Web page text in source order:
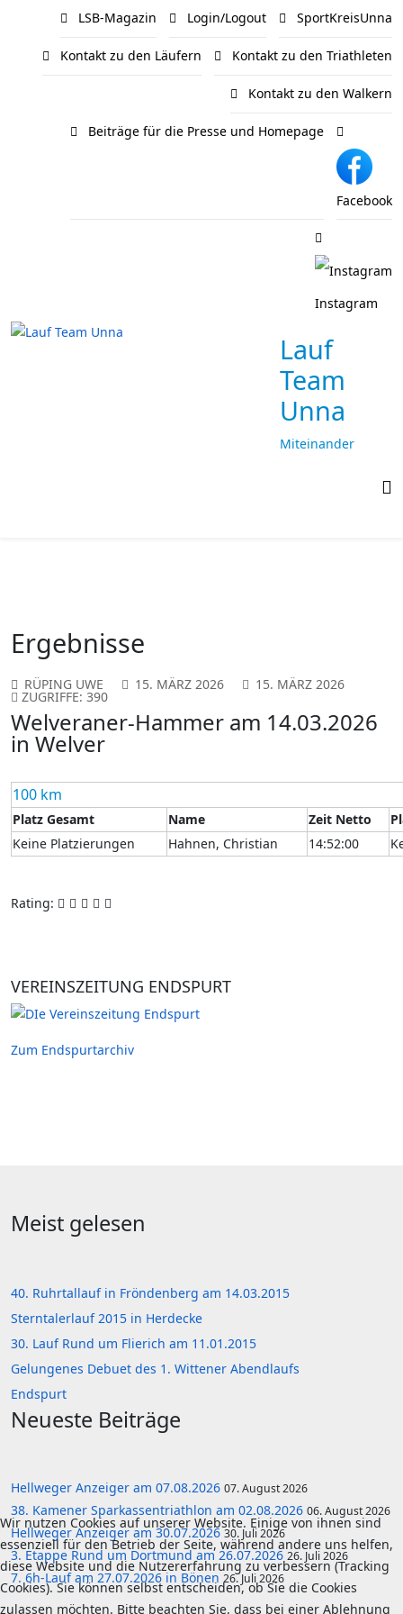
LSB-Magazin Login/Logout SportKreisUnna
Kontakt zu den Läufern Kontakt zu den Triathleten
Kontakt zu den Walkern
Beiträge für die Presse und Homepage
Facebook
Instagram
Lauf
Team
Unna
Miteinander
Ergebnisse
RÜPING UWE 15. MÄRZ 2026 15. MÄRZ 2026
ZUGRIFFE: 390
Welveraner-Hammer am 14.03.2026
in Welver
100 km
Platz Gesamt Name Zeit Netto
Keine Platzierungen
Hahnen, Christian 14:52:00
Rating:
VEREINSZEITUNG ENDSPURT
Zum Endspurtarchiv
Meist gelesen
40. Ruhrtallauf in Fröndenberg am 14.03.2015
Sterntalerlauf 2015 in Herdecke
30. Lauf Rund um Flierich am 11.01.2015
Gelungenes Debuet des 1. Wittener Abendlaufs
Endspurt
Neueste Beiträge
Hellweger Anzeiger am 07.08.2026 07. August 2026
38. Kamener Sparkassentriathlon am 02.08.2026 06. August 2026
Hellweger Anzeiger am 30.07.202630. Juli 2026
3. Etappe Rund um Dortmund am 26.07.2026 26. Juli 2026
7. 6h-Lauf am 27.07.2026 in Bönen 26. Juli 2026
Wir nutzen Cookies auf unserer Website. Einige von ihnen sind
essenziell für den Betrieb der Seite, während andere uns helfen,
diese Website und die Nutzererfahrung zu verbessern (Tracking
Cookies). Sie können selbst entscheiden, ob Sie die Cookies
zulassen möchten. Bitte beachten Sie, dass bei einer Ablehnung